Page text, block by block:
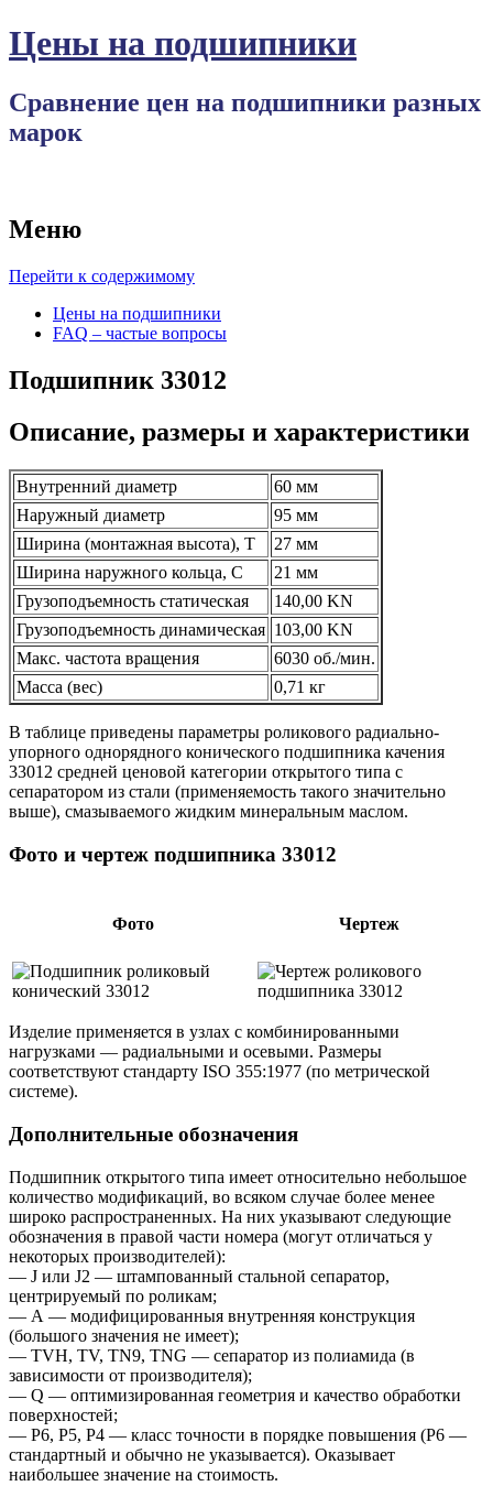
Цены на подшипники
Сравнение цен на подшипники разных
марок
Меню
Перейти к содержимому
Цены на подшипники
FAQ – частые вопросы
Подшипник 33012
Описание, размеры и характеристики
Внутренний диаметр
60 мм
Наружный диаметр
95 мм
Ширина (монтажная высота), T
27 мм
Ширина наружного кольца, С
21 мм
Грузоподъемность статическая
140,00 KN
Грузоподъемность динамическая 103,00 KN
Макс. частота вращения
6030 об./мин.
Масса (вес)
0,71 кг
В таблице приведены параметры роликового радиально-
упорного однорядного конического подшипника качения
33012 средней ценовой категории открытого типа с
сепаратором из стали (применяемость такого значительно
выше), смазываемого жидким минеральным маслом.
Фото и чертеж подшипника 33012
Фото Чертеж
Изделие применяется в узлах с комбинированными
нагрузками — радиальными и осевыми. Размеры
соответствуют стандарту ISO 355:1977 (по метрической
системе).
Дополнительные обозначения
Подшипник открытого типа имеет относительно небольшое
количество модификаций, во всяком случае более менее
широко распространенных. На них указывают следующие
обозначения в правой части номера (могут отличаться у
некоторых производителей):
— J или J2 — штампованный стальной сепаратор,
центрируемый по роликам;
— А — модифицированныя внутренняя конструкция
(большого значения не имеет);
— TVH, TV, TN9, TNG — сепаратор из полиамида (в
зависимости от производителя);
— Q — оптимизированная геометрия и качество обработки
поверхностей;
— P6, P5, P4 — класс точности в порядке повышения (P6 —
стандартный и обычно не указывается). Оказывает
наибольшее значение на стоимость.